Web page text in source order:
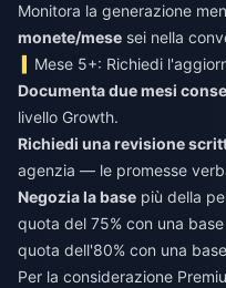
Monitora la generazione
monete/mese sei nella
Mese 5+: Richiedi
Documenta due mesi
livello Growth.
Richiedi una revisione
agenzia — le promesse
Negozia la base più della
quota del 75% con una
quota dell'80% con una
Per la considerazione